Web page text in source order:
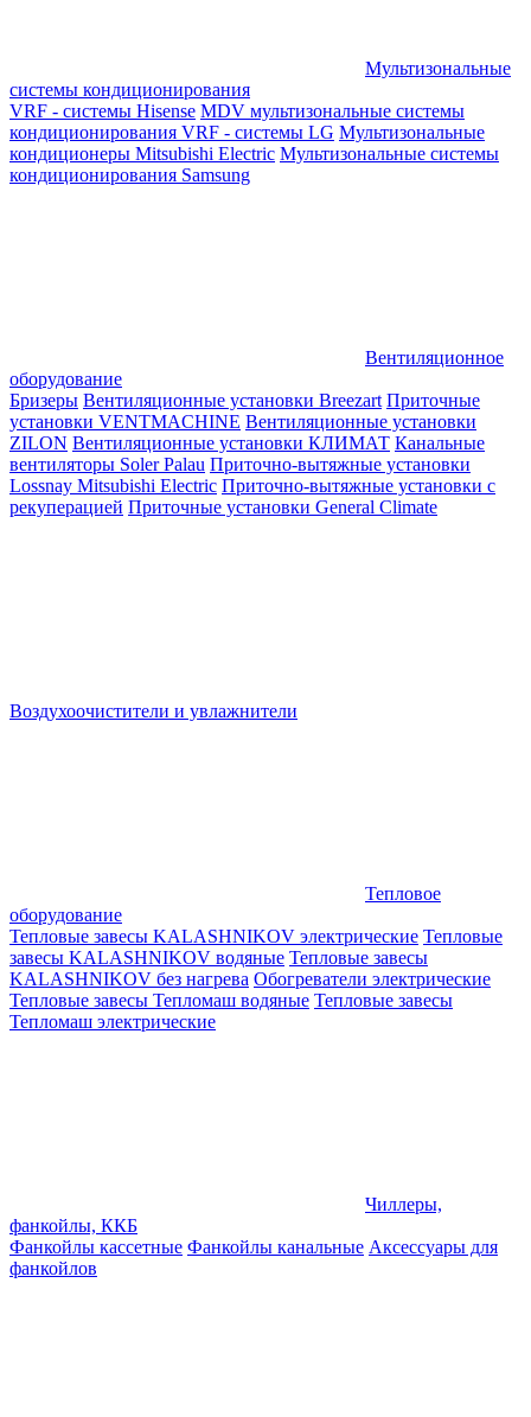
Мультизональные
системы кондиционирования
VRF - системы Hisense MDV мультизональные системы
кондиционирования VRF - системы LG Мультизональные
кондиционеры Mitsubishi Electric Мультизональные системы
кондиционирования Samsung
Вентиляционное
оборудование
Бризеры Вентиляционные установки Breezart Приточные
установки VENTMACHINE Вентиляционные установки
ZILON Вентиляционные установки КЛИМАТ Канальные
вентиляторы Soler Palau Приточно-вытяжные установки
Lossnay Mitsubishi Electric Приточно-вытяжные установки с
рекуперацией Приточные установки General Climate
Воздухоочистители и увлажнители
Тепловое
оборудование
Тепловые завесы KALASHNIKOV электрические Тепловые
завесы KALASHNIKOV водяные Тепловые завесы
KALASHNIKOV без нагрева Обогреватели электрические
Тепловые завесы Тепломаш водяные Тепловые завесы
Тепломаш электрические
Чиллеры,
фанкойлы, ККБ
Фанкойлы кассетные Фанкойлы канальные Аксессуары для
фанкойлов